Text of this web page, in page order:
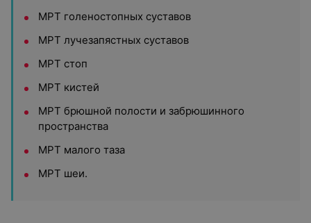
МРТ голеностопных суставов
МРТ лучезапястных суставов
МРТ стоп
МРТ кистей
МРТ брюшной полости и забрюшинного
пространства
МРТ малого таза
МРТ шеи.